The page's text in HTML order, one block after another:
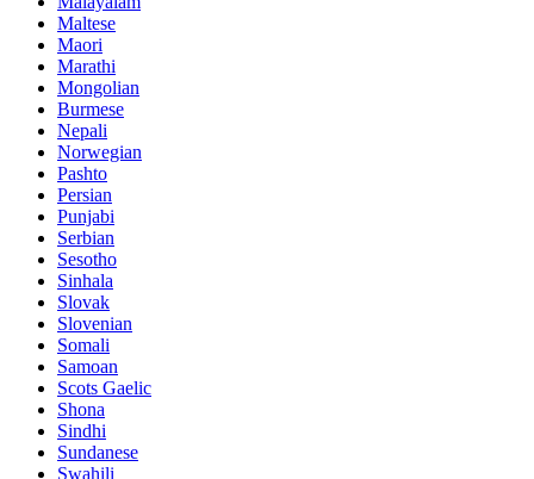
Maltese
Maori
Marathi
Mongolian
Burmese
Nepali
Norwegian
Pashto
Persian
Punjabi
Serbian
Sesotho
Sinhala
Slovak
Slovenian
Somali
Samoan
Scots Gaelic
Shona
Sindhi
Sundanese
Swahili